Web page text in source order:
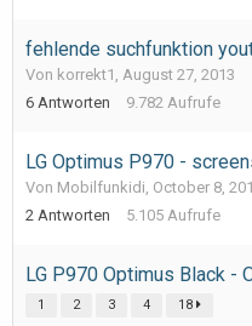
fehlende suchfunktion
Von korrekt1, August 27, 2013
6 Antworten 9.782 Aufrufe
LG Optimus P970 -
Von Mobilfunkidi, October 8,
2 Antworten 5.105 Aufrufe
LG P970 Optimus Black -
1 2 3 4 18